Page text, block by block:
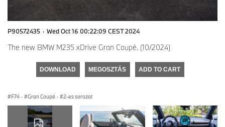
P90572435 · Wed Oct 16 00:22:09 CEST 2024
The new BMW M235 xDrive Gran Coupé. (10/2024)
DOWNLOAD MEGOSZTÁS ADD TO CART
F74 · Gran Coupé · 2-es sorozat